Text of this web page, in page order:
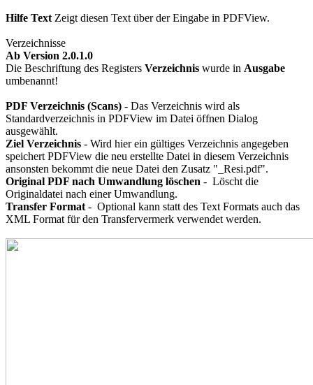
Hilfe Text Zeigt diesen Text über der Eingabe in PDFView.
Verzeichnisse
Ab Version 2.0.1.0
Die Beschriftung des Registers Verzeichnis wurde in Ausgabe
umbenannt!
PDF Verzeichnis (Scans) - Das Verzeichnis wird als
Standardverzeichnis in PDFView im Datei öffnen Dialog
ausgewählt.
Ziel Verzeichnis - Wird hier ein gültiges Verzeichnis angegeben
speichert PDFView die neu erstellte Datei in diesem Verzeichnis
ansonsten bekommt die neue Datei den Zusatz "_Resi.pdf".
Original PDF nach Umwandlung löschen - Löscht die
Originaldatei nach einer Umwandlung.
Transfer Format - Optional kann statt des Text Formats auch das
XML Format für den Transfervermerk verwendet werden.